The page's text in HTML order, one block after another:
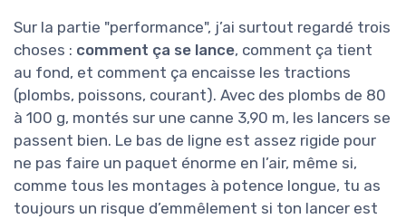
Sur la partie "performance", j’ai surtout regardé trois
choses : comment ça se lance, comment ça tient
au fond, et comment ça encaisse les tractions
(plombs, poissons, courant). Avec des plombs de 80
à 100 g, montés sur une canne 3,90 m, les lancers se
passent bien. Le bas de ligne est assez rigide pour
ne pas faire un paquet énorme en l’air, même si,
comme tous les montages à potence longue, tu as
toujours un risque d’emmêlement si ton lancer est